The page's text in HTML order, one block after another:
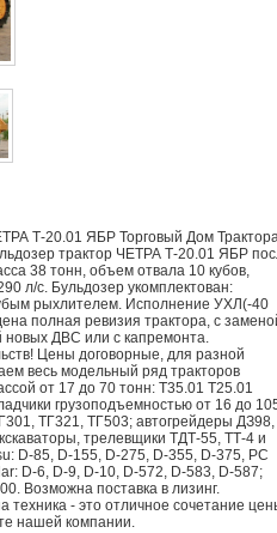
Т-20.01 ЯБР Торговый Дом
трактор ЧЕТРА Т-20.01 ЯБР
38 тонн, объем отвала 10 кубов,
л/с. Бульдозер укомплектован:
рыхлителем. Исполнение УХЛ(-40
полная ревизия трактора, с
новых ДВС или с капремонта.
Цены договорные, для разной
весь модельный ряд тракторов
от 17 до 70 тонн: Т35.01 Т25.01
грузоподъемностью от 16 до
ТГ321, ТГ503; автогрейдеры ДЗ98,
трелевщики ТДТ-55, ТТ-4 и
D-85, D-155, D-275, D-355, D-375, PC
D-6, D-9, D-10, D-572, D-583, D-587;
Возможна поставка в лизинг.
- это отличное сочетание
нашей компании.